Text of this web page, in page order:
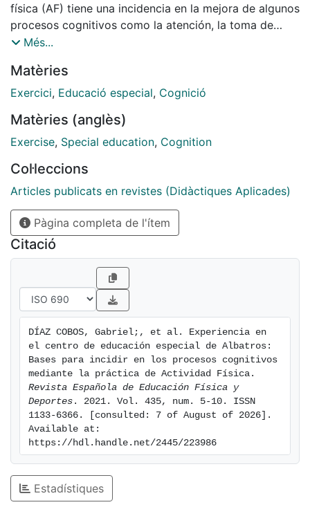
física (AF) tiene una incidencia en la mejora de algunos
procesos cognitivos como la atención, la toma de
decisiones, la memoria y el cálculo, entre otros. A
una de las líneas de trabajo del grupo MCIE
(Motricidad, cognición, infancia y escuela) de la
papel de la AF en la mejora de los procesos
cognitivos”. Para presentarla explicamos la experiencia
integral de Albatros (México), en la cual aplicamos la
línea de trabajo en un contexto de educación especial
y para alumnos con limitaciones por afectaciones
motrices y/o cognitivas. El reto es dotar al
profesorado de herramientas, estrategias y materiales
para el diseño y seguimiento de intervenciones
mediante sesiones de AF orientadas a la consecución
de mejoras cognitivas y motrices en el alumnado. Por
ello se realizan sesiones de formación y se mu-estran
fichas de buenas prácticas, a fin de que los y las
docentes se sientan un poco más seguros de realizar
las actividades propuestas. Cada una de estas
prácticas incorporan retos motrices y cognitivos que
los alumnos deben realizar de manera simultánea.
Durante el curso 2020/2021 se está llevando a cabo la
intervención y, a partir de las conclusiones cualitativas
que se obtienen, presentamos el diseño de un de una
investigación con evaluaciones neu-ropsicológicas.
Més...
Matèries
Exercici, Educació especial, Cognició
Matèries (anglès)
Exercise, Special education, Cognition
Col·leccions
Articles publicats en revistes (Didàctiques Aplicades)
Pàgina completa de l'ítem
Citació
DÍAZ COBOS, Gabriel;, et al. Experiencia en
el centro de educación especial de Albatros:
Bases para incidir en los procesos cognitivos
Revista Española de Educación Física y
Deportes . 2021. Vol. 435, num. 5-10. ISSN
1133-6366. [consulted: 7 of August of 2026].
Available at:
https://hdl.handle.net/2445/223986
Estadístiques